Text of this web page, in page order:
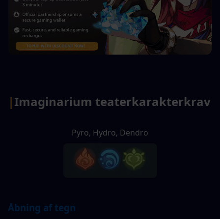
|Imaginarium teaterkarakterkrav
Pyro, Hydro, Dendro
Åbning af tegn